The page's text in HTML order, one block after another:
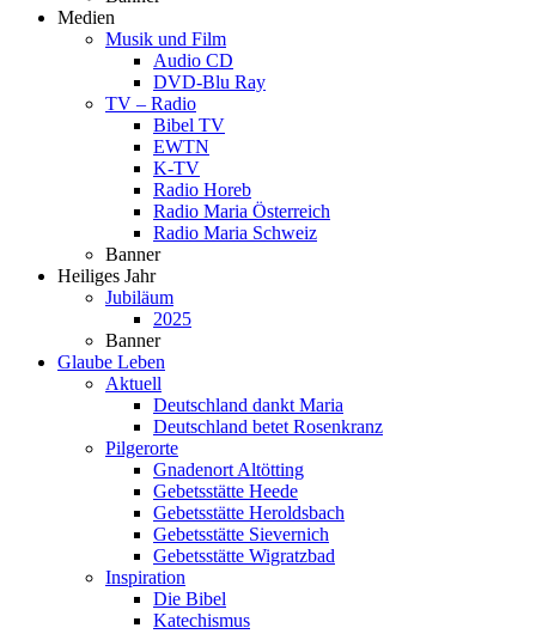
Medien
Musik und Film
Audio CD
DVD-Blu Ray
TV – Radio
Bibel TV
EWTN
K-TV
Radio Horeb
Radio Maria Österreich
Radio Maria Schweiz
Banner
Heiliges Jahr
Jubiläum
2025
Banner
Glaube Leben
Aktuell
Deutschland dankt Maria
Deutschland betet Rosenkranz
Pilgerorte
Gnadenort Altötting
Gebetsstätte Heede
Gebetsstätte Heroldsbach
Gebetsstätte Sievernich
Gebetsstätte Wigratzbad
Inspiration
Die Bibel
Katechismus